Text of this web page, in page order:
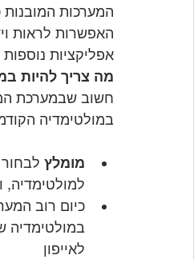
המערכות
האפשרות לראות
אפליקציות נוספות
מה צריך להיות
חשוב שבמערכת
במולטימדיה
מומלץ
למולטימדיה,
כיום רוב
במולטימדיה
לאייפון